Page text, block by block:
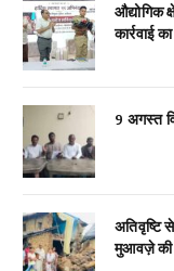
औद्योगिक
कार्रवाई
9 अगस्त
अतिवृष्टि
मुआवज़े की